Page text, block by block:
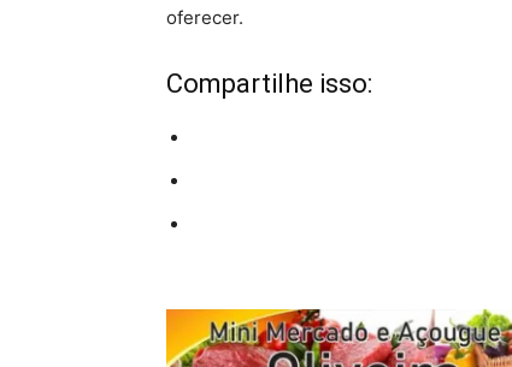
oferecer.
Compartilhe isso: